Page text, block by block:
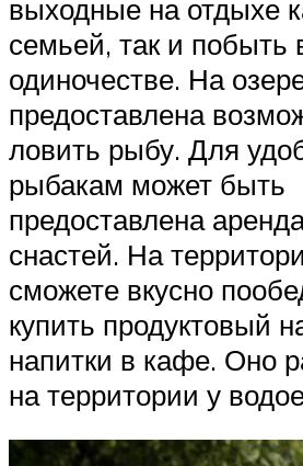
выходные на отдыхе
семьей, так и побыть
одиночестве. На
предоставлена
ловить рыбу. Для
рыбакам может быть
предоставлена
снастей. На
сможете вкусно
купить продуктовый
напитки в кафе. Оно
на территории у